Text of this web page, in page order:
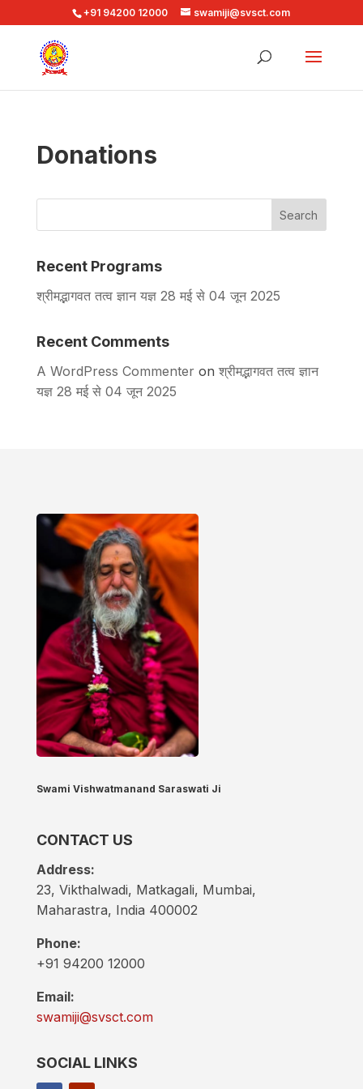
+91 94200 12000 swamiji@svsct.com
Donations
Search
Recent Programs
श्रीमद्भागवत तत्व ज्ञान यज्ञ 28 मई से 04 जून 2025
Recent Comments
A WordPress Commenteron श्रीमद्भागवत तत्व ज्ञान
यज्ञ 28 मई से 04 जून 2025
Swami Vishwatmanand Saraswati Ji
CONTACT US
Address:
23, Vikthalwadi, Matkagali, Mumbai,
Maharastra, India 400002
Phone:
+91 94200 12000
Email:
swamiji@svsct.com
SOCIAL LINKS